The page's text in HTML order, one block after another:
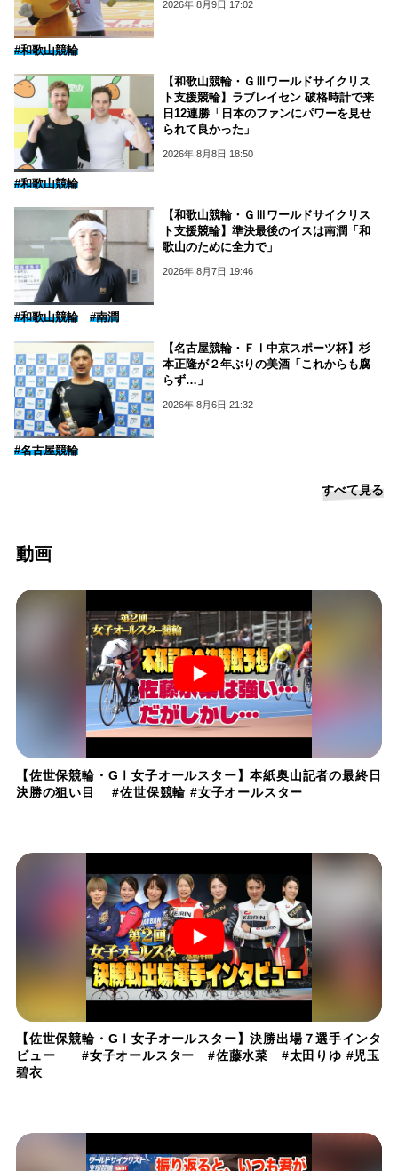
2026年 8月9日 17:02
#和歌山競輪
【和歌山競輪・ＧⅢワールドサイクリス
ト支援競輪】ラブレイセン 破格時計で来
日12連勝「日本のファンにパワーを見せ
られて良かった」
2026年 8月8日 18:50
#和歌山競輪
【和歌山競輪・ＧⅢワールドサイクリス
ト支援競輪】準決最後のイスは南潤「和
歌山のために全力で」
2026年 8月7日 19:46
#和歌山競輪 #南潤
【名古屋競輪・ＦⅠ中京スポーツ杯】杉
本正隆が２年ぶりの美酒「これからも腐
らず…」
2026年 8月6日 21:32
#名古屋競輪
すべて見る
動画
【佐世保競輪・GⅠ女子オールスター】本紙奥山記者の最終日
決勝の狙い目 #佐世保競輪 #女子オールスター
【佐世保競輪・GⅠ女子オールスター】決勝出場７選手インタ
ビュー #女子オールスター #佐藤水菜 #太田りゆ #児玉
碧衣